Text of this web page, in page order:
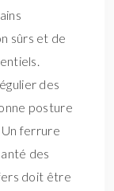
sûrs et de
des
posture
ferrure
des
doit être